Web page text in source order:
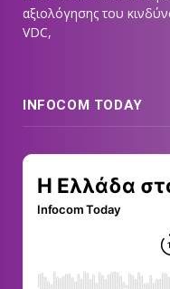
αξιολόγησης του
VDC,
INFOCOM TODAY